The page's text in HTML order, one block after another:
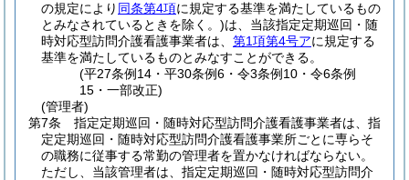
の規定により 同条第4項に規定する基準を満たしているもの
とみなされているときを除く。)は、当該指定定期巡回・随
時対応型訪問介護看護事業者は、 第1項第4号アに規定する
基準を満たしているものとみなすことができる。
(平27条例14・平30条例6・令3条例10・令6条例
15・一部改正)
(管理者)
第7条
指定定期巡回・随時対応型訪問介護看護事業者は、指
定定期巡回・随時対応型訪問介護看護事業所ごとに専らそ
の職務に従事する常勤の管理者を置かなければならない。
ただし、当該管理者は、指定定期巡回・随時対応型訪問介